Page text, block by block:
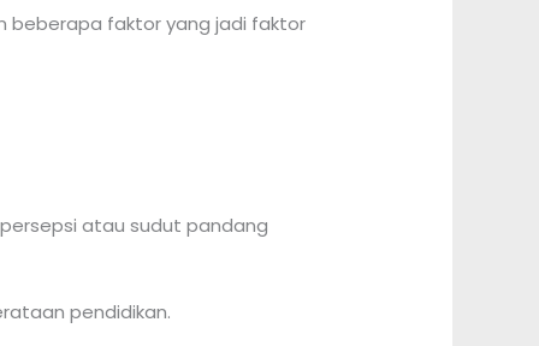
beberapa faktor yang jadi faktor
atau sudut pandang
pendidikan.